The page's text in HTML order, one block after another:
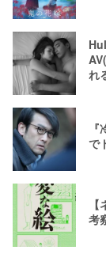
れ
で
考